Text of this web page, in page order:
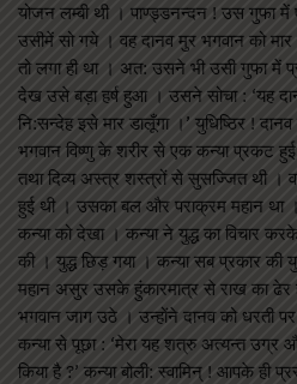
योजन लम्बी थी । पाण्ड्डनन्दन ! उस गुफा में
उसीमें सो गये । वह दानव मुर भगवान को
तो लगा ही था । अत: उसने भी उसी गुफा में
देख उसे बड़ा हर्ष हुआ । उसने सोचा : ‘यह
नि:सन्देह इसे मार डालूँगा ।’ युधिष्ठिर !
भगवान विष्णु के शरीर से एक कन्या प्रकट हुई,
तथा दिव्य अस्त्र शस्त्रों से सुसज्जित थी
हुई थी । उसका बल और पराक्रम महान था
कन्या को देखा । कन्या ने युद्ध का विचार
की । युद्ध छिड़ गया । कन्या सब प्रकार की
महान असुर उसके हुंकारमात्र से राख का ढेर
भगवान जाग उठे । उन्होंने दानव को धरती
कन्या से पूछा : ‘मेरा यह शत्रु अत्यन्त
किया है ?’ कन्या बोली: स्वामिन् ! आपके ही